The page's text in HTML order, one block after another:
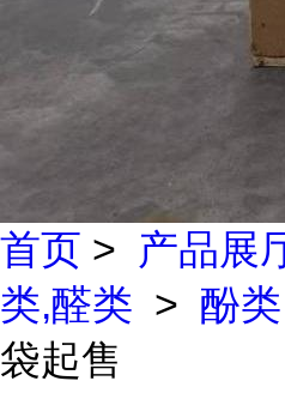
首页 > 产品展
类,醛类 > 酚类
袋起售